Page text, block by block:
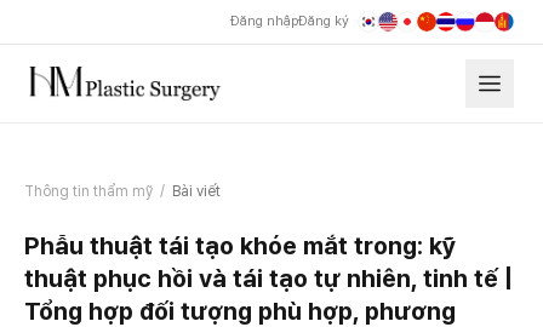
Đăng nhậpĐăng ký
Thông tin thẩm mỹ / Bài viết
Phẫu thuật tái tạo khóe mắt trong: kỹ
thuật phục hồi và tái tạo tự nhiên, tinh tế |
Tổng hợp đối tượng phù hợp, phương